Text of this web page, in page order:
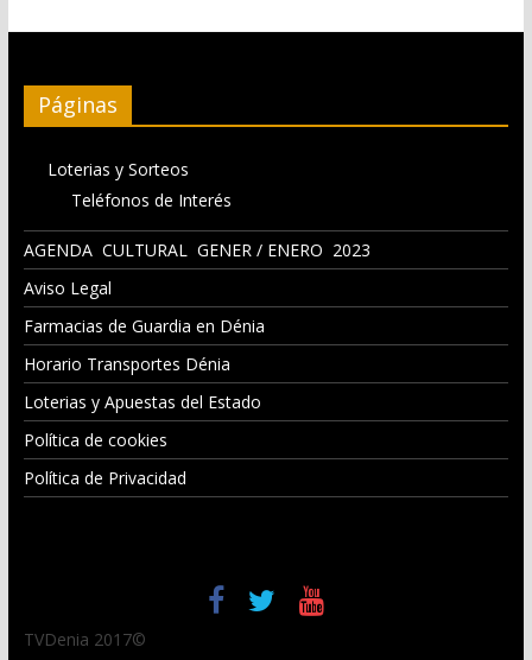
Páginas
Loterias y Sorteos
Teléfonos de Interés
AGENDA CULTURAL GENER / ENERO 2023
Aviso Legal
Farmacias de Guardia en Dénia
Horario Transportes Dénia
Loterias y Apuestas del Estado
Política de cookies
Política de Privacidad
TVDenia 2017©